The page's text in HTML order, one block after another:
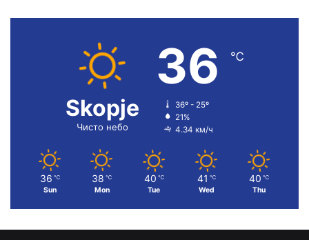
Skopje
Чисто небо
36 ℃
36º - 25º
21%
4.34 км/ч
36 ℃
Sun
38 ℃
Mon
40 ℃
Tue
41 ℃
Wed
40 ℃
Thu